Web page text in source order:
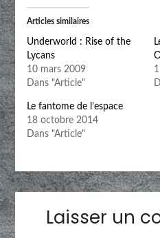
Articles similaires
Underworld : Rise of the
Lycans
10 mars 2009
Dans "Article"
Le fantome de l’espace
18 octobre 2014
Dans "Article"
Laisser un